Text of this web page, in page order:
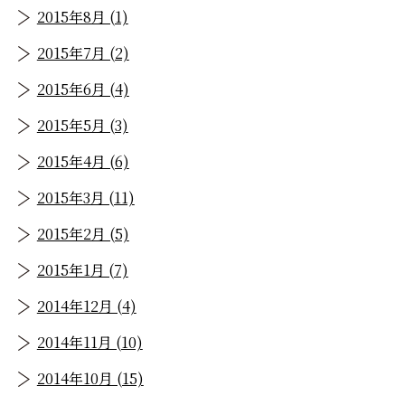
2015年8月 (1)
2015年7月 (2)
2015年6月 (4)
2015年5月 (3)
2015年4月 (6)
2015年3月 (11)
2015年2月 (5)
2015年1月 (7)
2014年12月 (4)
2014年11月 (10)
2014年10月 (15)